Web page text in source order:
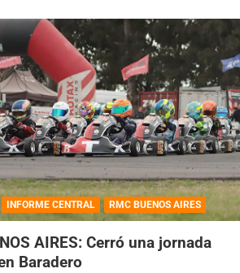
INFORME CENTRAL RMC BUENOS AIRES
AIRES: Cerró una jornada
Baradero